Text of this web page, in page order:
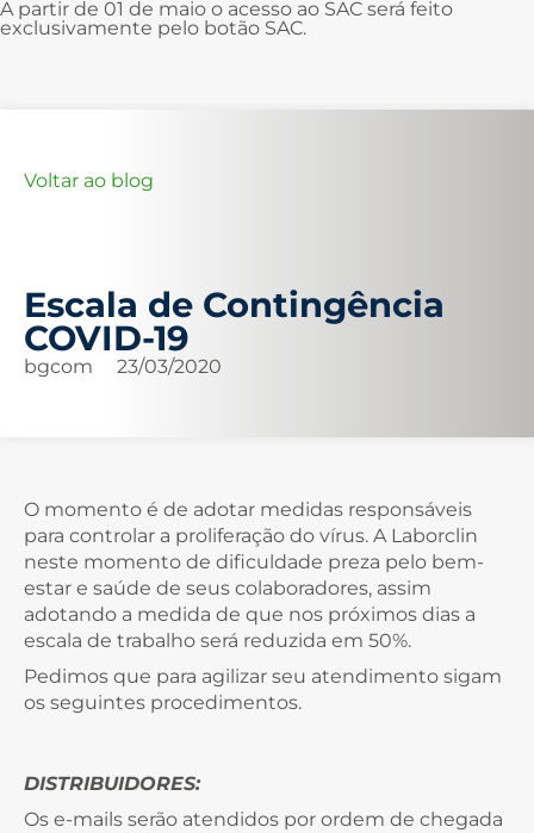
A partir de 01 de maio o acesso ao SAC será feito
exclusivamente pelo botão SAC.
Voltar ao blog
Escala de Contingência
COVID-19
bgcom 23/03/2020
O momento é de adotar medidas responsáveis
para controlar a proliferação do vírus. A Laborclin
neste momento de dificuldade preza pelo bem-
estar e saúde de seus colaboradores, assim
adotando a medida de que nos próximos dias a
escala de trabalho será reduzida em 50%.
Pedimos que para agilizar seu atendimento sigam
os seguintes procedimentos.
DISTRIBUIDORES:
Os e-mails serão atendidos por ordem de chegada